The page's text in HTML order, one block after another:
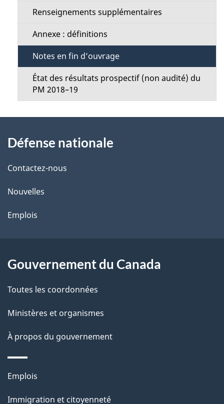
Renseignements supplémentaires
Annexe : définitions
Notes en fin d’ouvrage
État des résultats prospectif (non audité) du
PM 2018–19
propos
de
ce
site
Défense nationale
Contactez-nous
Nouvelles
Emplois
Gouvernement du Canada
Toutes les coordonnées
Ministères et organismes
À propos du gouvernement
Thèmes
Emplois
Immigration et citoyenneté